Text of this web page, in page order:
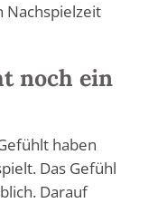
Nachspielzeit
noch ein
haben
Das Gefühl
Darauf